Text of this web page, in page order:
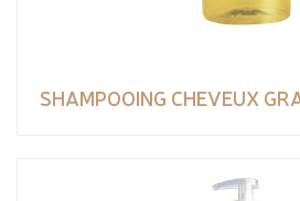
SHAMPOOING CHEVEUX